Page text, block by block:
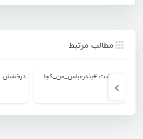
مطالب مرتبط
یادداشت #بندرعباس_من_کجاست؟